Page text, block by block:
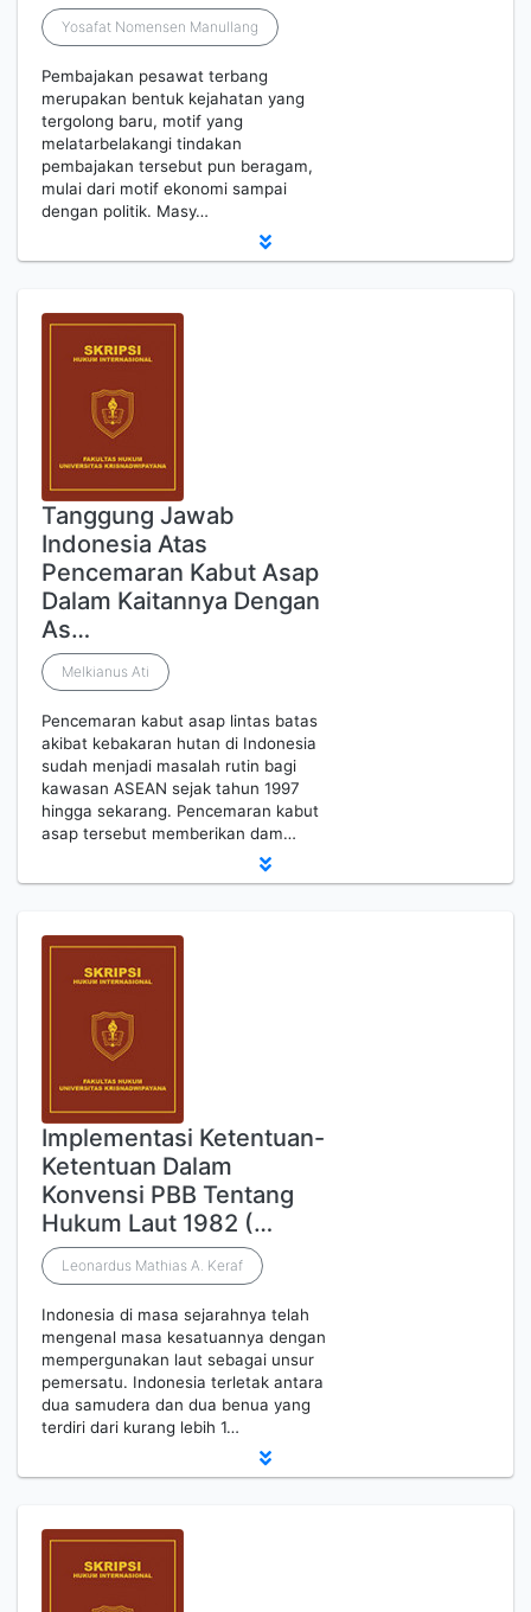
Yosafat Nomensen Manullang
Pembajakan pesawat terbang
merupakan bentuk kejahatan yang
tergolong baru, motif yang
melatarbelakangi tindakan
pembajakan tersebut pun beragam,
mulai dari motif ekonomi sampai
dengan politik. Masy…
Tanggung Jawab
Indonesia Atas
Pencemaran Kabut Asap
Dalam Kaitannya Dengan
As…
Melkianus Ati
Pencemaran kabut asap lintas batas
akibat kebakaran hutan di Indonesia
sudah menjadi masalah rutin bagi
kawasan ASEAN sejak tahun 1997
hingga sekarang. Pencemaran kabut
asap tersebut memberikan dam…
Implementasi Ketentuan-
Ketentuan Dalam
Konvensi PBB Tentang
Hukum Laut 1982 (…
Leonardus Mathias A. Keraf
Indonesia di masa sejarahnya telah
mengenal masa kesatuannya dengan
mempergunakan laut sebagai unsur
pemersatu. Indonesia terletak antara
dua samudera dan dua benua yang
terdiri dari kurang lebih 1…